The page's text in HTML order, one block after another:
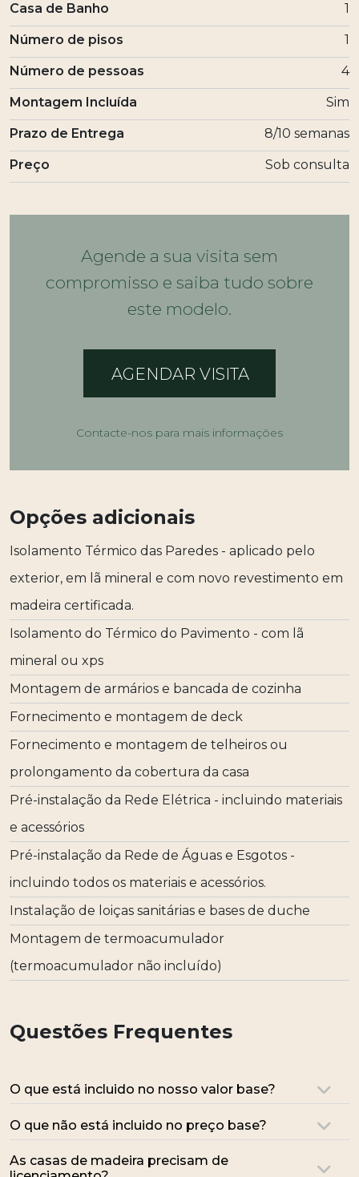
Casa de Banho 1
Número de pisos 1
Número de pessoas 4
Montagem Incluída Sim
Prazo de Entrega 8/10 semanas
Preço Sob consulta
Agende a sua visita sem
compromisso e saiba tudo sobre
este modelo.
AGENDAR VISITA
Contacte-nos para mais informações
Opções adicionais
Isolamento Térmico das Paredes - aplicado pelo
exterior, em lã mineral e com novo revestimento em
madeira certificada.
Isolamento do Térmico do Pavimento - com lã
mineral ou xps
Montagem de armários e bancada de cozinha
Fornecimento e montagem de deck
Fornecimento e montagem de telheiros ou
prolongamento da cobertura da casa
Pré-instalação da Rede Elétrica - incluindo materiais
e acessórios
Pré-instalação da Rede de Águas e Esgotos -
incluindo todos os materiais e acessórios.
Instalação de loiças sanitárias e bases de duche
Montagem de termoacumulador
(termoacumulador não incluído)
Questões Frequentes
O que está incluido no nosso valor base?
O que não está incluido no preço base?
As casas de madeira precisam de